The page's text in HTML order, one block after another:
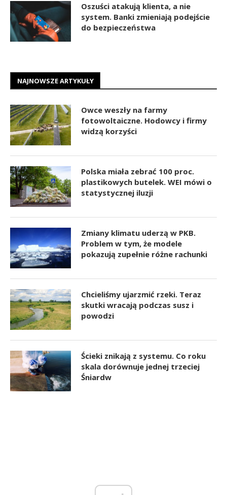
Oszuści atakują klienta, a nie
system. Banki zmieniają podejście
do bezpieczeństwa
NAJNOWSZE ARTYKUŁY
Owce weszły na farmy
fotowoltaiczne. Hodowcy i firmy
widzą korzyści
Polska miała zebrać 100 proc.
plastikowych butelek. WEI mówi o
statystycznej iluzji
Zmiany klimatu uderzą w PKB.
Problem w tym, że modele
pokazują zupełnie różne rachunki
Chcieliśmy ujarzmić rzeki. Teraz
skutki wracają podczas susz i
powodzi
Ścieki znikają z systemu. Co roku
skala dorównuje jednej trzeciej
Śniardw